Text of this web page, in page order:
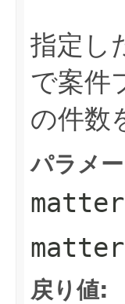
指定し
で案件
の件数
パラメ
戻り値: